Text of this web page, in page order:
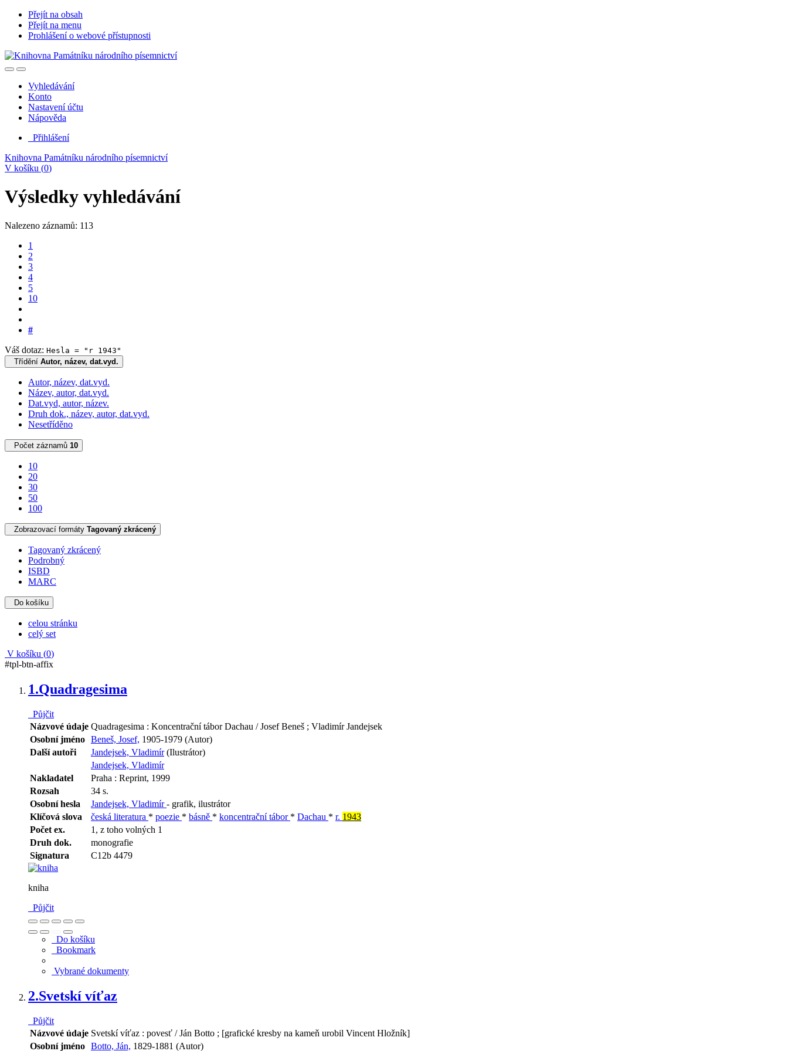
Přejít na obsah
Přejít na menu
Prohlášení o webové přístupnosti
Vyhledávání
Konto
Nastavení účtu
Nápověda
Přihlášení
Knihovna Památníku národního písemnictví
V košíku (0)
Výsledky vyhledávání
Nalezeno záznamů: 113
1
2
3
4
5
10
#
Váš dotaz: Hesla = "r 1943"
Třídění Autor, název, dat.vyd.
Autor, název, dat.vyd.
Název, autor, dat.vyd.
Dat.vyd, autor, název.
Druh dok., název, autor, dat.vyd.
Nesetříděno
Počet záznamů 10
10
20
30
50
100
Zobrazovací formáty Tagovaný zkrácený
Tagovaný zkrácený
Podrobný
ISBD
MARC
Do košíku
celou stránku
celý set
V košíku (0)
#tpl-btn-affix
1.Quadragesima
Půjčit
Názvové údaje Quadragesima : Koncentrační tábor Dachau / Josef Beneš ; Vladimír Jandejsek
Osobní jméno Beneš, Josef, 1905-1979 (Autor)
Další autoři
Jandejsek, Vladimír(Ilustrátor)
Jandejsek, Vladimír
Nakladatel
Praha : Reprint, 1999
Rozsah
34 s.
Osobní hesla
Jandejsek, Vladimír- grafik, ilustrátor
Klíčová slova
česká literatura * poezie * básně * koncentrační tábor * Dachau * r. 1943
Počet ex.
1, z toho volných 1
Druh dok.
monografie
Signatura
C12b 4479
kniha
Půjčit
Do košíku
Bookmark
Vybrané dokumenty
2.Svetskí víťaz
Půjčit
Názvové údaje Svetskí víťaz : povesť / Ján Botto ; [grafické kresby na kameň urobil Vincent Hložník]
Osobní jméno Botto, Ján, 1829-1881 (Autor)